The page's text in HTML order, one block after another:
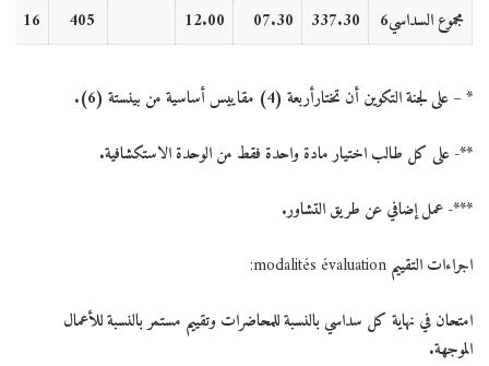
مجموع السداسي6
337.30
07.30
12.00
16
* – على لجنة التكوين أن تختارأربعة (4) مقاييس أساسية من بينستة (6).
**- على كل طالب اختيار مادة واحدة فقط من الوحدة الاستكشافية.
***- عمل إضافي عن طريق التشاور.
اجراءات التقييمmodalités évaluation:
امتحان في نهاية كل سداسي بالنسبة للمحاضرات وتقييم مستمر بالنسبة للأعمال
الموجهة.